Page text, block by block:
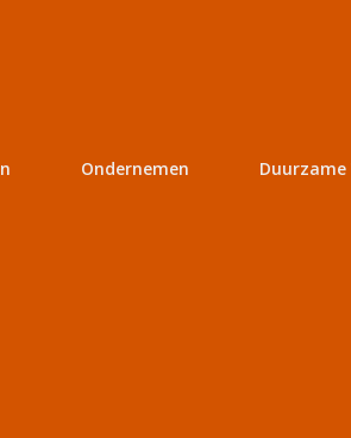
Ondernemen Duurzame